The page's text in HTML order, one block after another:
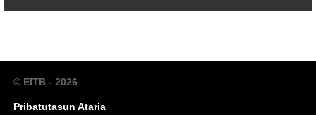
© EITB - 2026
Pribatutasun Ataria